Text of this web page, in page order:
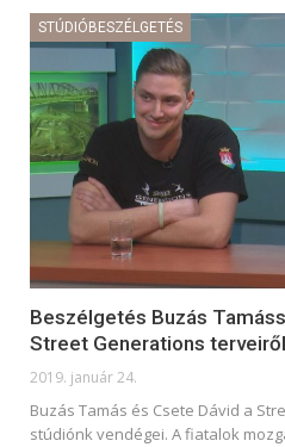
STÚDIÓBESZÉLGETÉS
Beszélgetés Buzás
Street Generations terveiről
2019. január 24.
Buzás Tamás és Csete Dávid a
stúdiónk vendégei. A fiatalok